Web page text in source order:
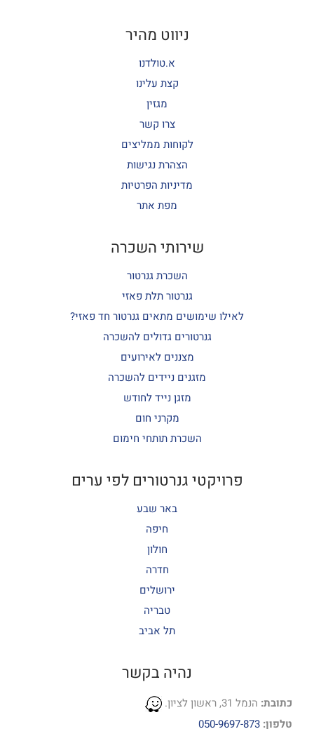
ניווט מהיר
א.טולדנו
קצת עלינו
מגזין
צרו קשר
לקוחות ממליצים
הצהרת נגישות
מדיניות הפרטיות
מפת אתר
שירותי השכרה
השכרת גנרטור
גנרטור תלת פאזי
לאילו שימושים מתאים גנרטור חד פאזי?
גנרטורים גדולים להשכרה
מצננים לאירועים
מזגנים ניידים להשכרה
מזגן נייד לחודש
מקרני חום
השכרת תותחי חימום
פרויקטי גנרטורים לפי ערים
באר שבע
חיפה
חולון
חדרה
ירושלים
טבריה
תל אביב
נהיה בקשר
כתובת: הנמל 31, ראשון לציון.
טלפון: 050-9697-873